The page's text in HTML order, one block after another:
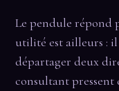
Le pendule répond
utilité est ailleurs :
départager deux
consultant pressent